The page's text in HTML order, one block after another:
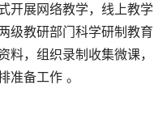
开展网络教学，线上教学
级教研部门科学研制教育
，组织录制收集微课，
准备工作 。